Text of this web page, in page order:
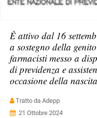
È attivo dal 16
a sostegno della
farmacisti messo a
di previdenza e
occasione della
Tratto da Adepp
21 Ottobre 2024